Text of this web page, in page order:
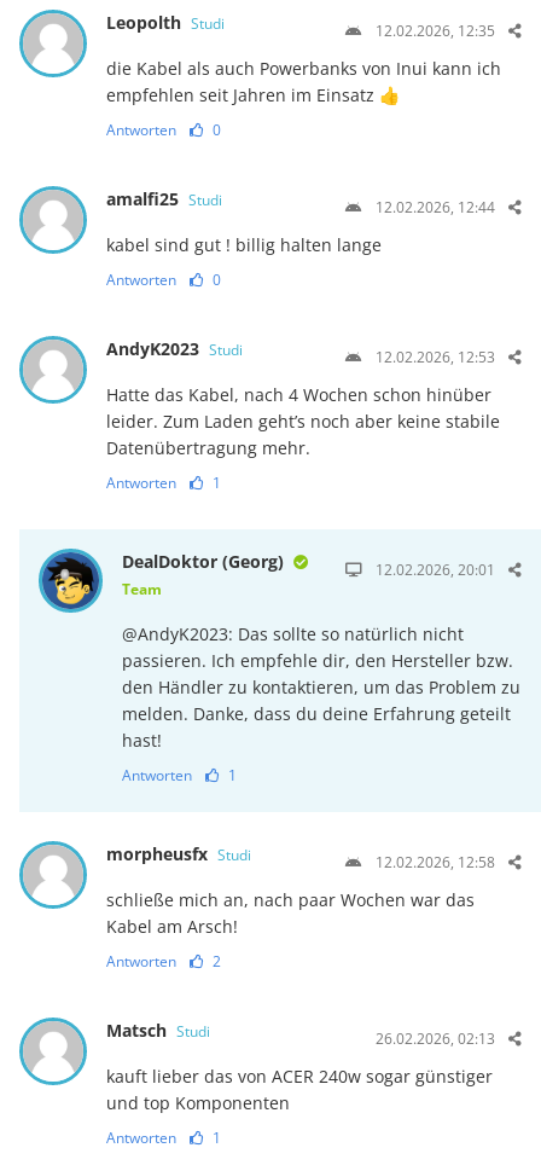
Leopolth Studi 12.02.2026, 12:35
die Kabel als auch Powerbanks von Inui kann ich
empfehlen seit Jahren im Einsatz 👍
Antworten 0
amalfi25 Studi 12.02.2026, 12:44
kabel sind gut ! billig halten lange
Antworten 0
AndyK2023 Studi 12.02.2026, 12:53
Hatte das Kabel, nach 4 Wochen schon hinüber
leider. Zum Laden geht’s noch aber keine stabile
Datenübertragung mehr.
Antworten 1
DealDoktor (Georg)
Team
12.02.2026, 20:01
@AndyK2023: Das sollte so natürlich nicht
passieren. Ich empfehle dir, den Hersteller bzw.
den Händler zu kontaktieren, um das Problem zu
melden. Danke, dass du deine Erfahrung geteilt
hast!
Antworten 1
morpheusfx Studi 12.02.2026, 12:58
schließe mich an, nach paar Wochen war das
Kabel am Arsch!
Antworten 2
Matsch Studi 26.02.2026, 02:13
kauft lieber das von ACER 240w sogar günstiger
und top Komponenten
Antworten 1